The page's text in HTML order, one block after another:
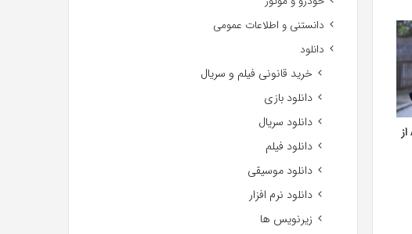
Small Axe: سریال BBC و Amazon از
دانستنی و اطلاعات عمومی
دانلود
خرید قانونی فیلم و سریال
دانلود بازی
دانلود سریال
دانلود فیلم
دانلود موسیقی
دانلود نرم افزار
زیرنویس ها